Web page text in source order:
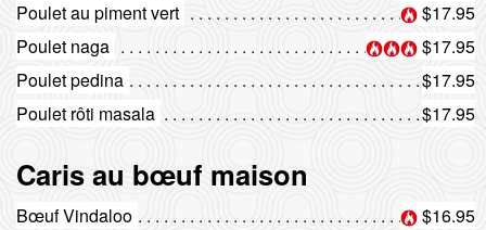
Poulet au piment vert
$17.95
Poulet naga
$17.95
Poulet pedina
$17.95
Poulet rôti masala
$17.95
Caris au bœuf maison
Bœuf Vindaloo
$16.95